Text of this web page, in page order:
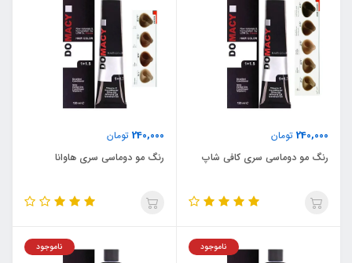
240,000 تومان
رنگ مو دوماسی سری کافی شاپ
240,000 تومان
رنگ مو دوماسی سری هاوانا
ناموجود ناموجود